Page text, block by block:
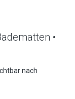
•
nach